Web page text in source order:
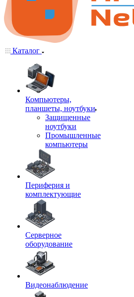
Каталог
Компьютеры,
планшеты, ноутбуки
Защищенные
ноутбуки
Промышленные
компьютеры
Периферия и
комплектующие
Серверное
оборудование
Видеонаблюдение